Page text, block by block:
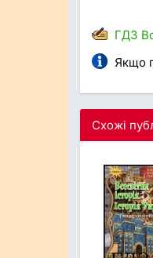
ГДЗ
Якщо
Схожі